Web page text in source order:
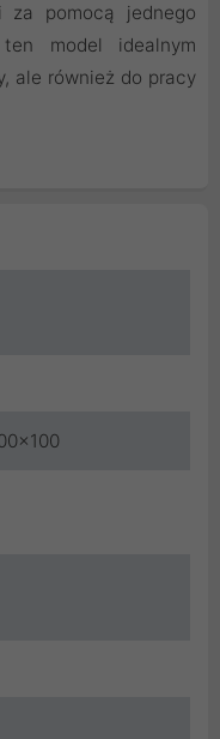
za pomocą jednego
model idealnym
ale również do pracy